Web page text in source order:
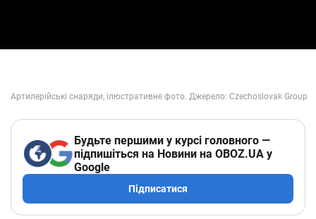
Будьте першими у курсі головного —
підпишіться на Новини на OBOZ.UA у
Google
Підписатися